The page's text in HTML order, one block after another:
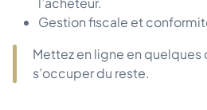
Gestion fiscale et
Mettez en ligne en
s’occuper du reste.